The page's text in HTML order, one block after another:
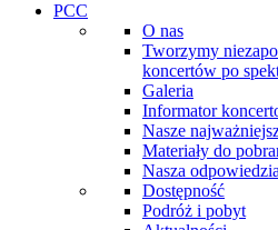
PCC
O nas
Tworzymy
koncertów po
Galeria
Informator
Nasze
Materiały do
Nasza
Dostępność
Podróż i pobyt